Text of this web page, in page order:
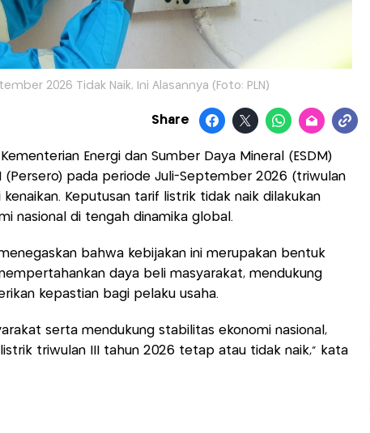
2026 Tidak Naik, Ini Alasannya (Foto: PLN)
Share
Energi dan Sumber Daya Mineral (ESDM)
(Persero) pada periode Juli-September 2026 (triwulan
Keputusan tarif listrik tidak naik dilakukan
nasional di tengah dinamika global.
bahwa kebijakan ini merupakan bentuk
daya beli masyarakat, mendukung
kepastian bagi pelaku usaha.
serta mendukung stabilitas ekonomi nasional,
triwulan III tahun 2026 tetap atau tidak naik," kata